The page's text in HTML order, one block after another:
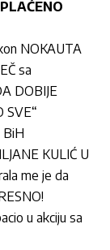
NOKAUTA
sa
DOBIJE
SVE“
BiH
KULIĆ U
me je da
u akciju sa